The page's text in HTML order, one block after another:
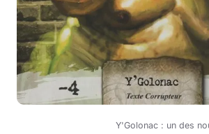
Y'Golonac : un des